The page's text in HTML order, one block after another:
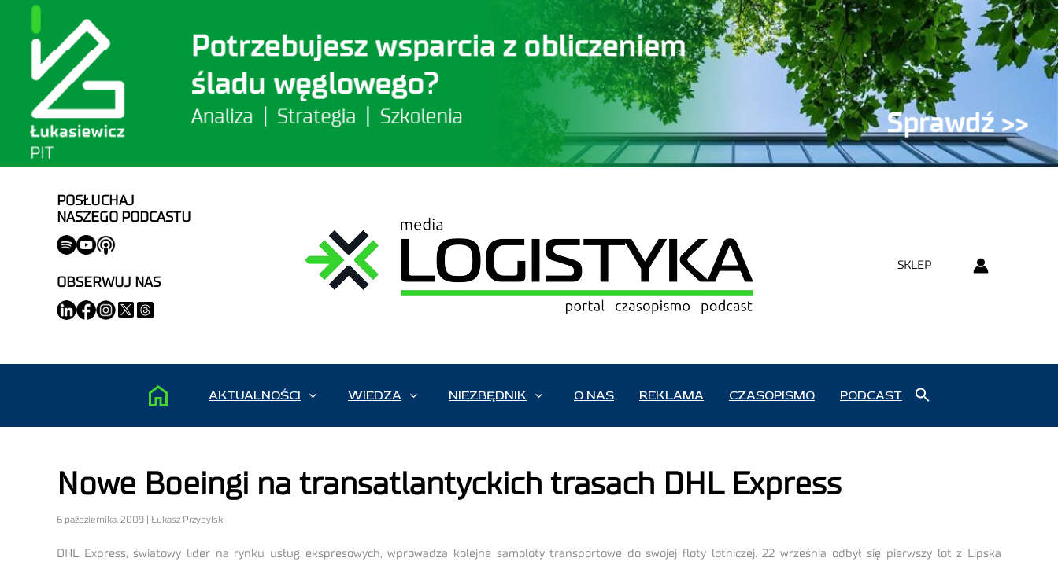
POSŁUCHAJ
NASZEGO PODCASTU
OBSERWUJ NAS
SKLEP
AKTUALNOŚCI WIEDZA NIEZBĘDNIK O NAS REKLAMA CZASOPISMO PODCAST
Nowe Boeingi na transatlantyckich trasach DHL Express
6 października, 2009 | Łukasz Przybylski
DHL Express, światowy lider na rynku usług ekspresowych, wprowadza kolejne samoloty transportowe do swojej floty lotniczej. 22 września odbył się pierwszy lot z Lipska